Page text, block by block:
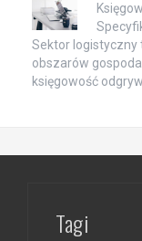
Sektor logistyczny
obszarów
księgowość
Tagi